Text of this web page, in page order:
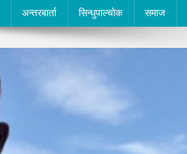
अन्तरबार्ता सिन्धुपाल्चोक समाज